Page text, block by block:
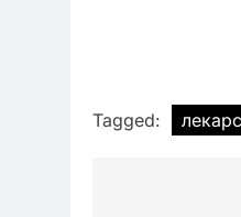
Tagged: